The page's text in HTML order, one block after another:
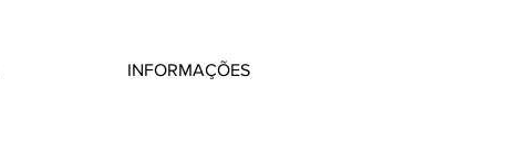
INFORMAÇÕES